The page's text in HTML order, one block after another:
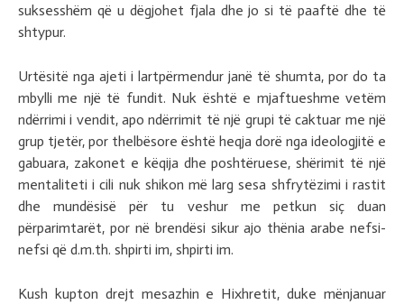
suksesshëm që u dëgjohet fjala dhe jo si të paaftë dhe të
shtypur.
Urtësitë nga ajeti i lartpërmendur janë të shumta, por do ta
mbylli me një të fundit. Nuk është e mjaftueshme vetëm
ndërrimi i vendit, apo ndërrimit të një grupi të caktuar me një
grup tjetër, por thelbësore është heqja dorë nga ideologjitë e
gabuara, zakonet e këqija dhe poshtëruese, shërimit të një
mentaliteti i cili nuk shikon më larg sesa shfrytëzimi i rastit
dhe mundësisë për tu veshur me petkun siç duan
përparimtarët, por në brendësi sikur ajo thënia arabe nefsi-
nefsi që d.m.th. shpirti im, shpirti im.
Kush kupton drejt mesazhin e Hixhretit, duke mënjanuar